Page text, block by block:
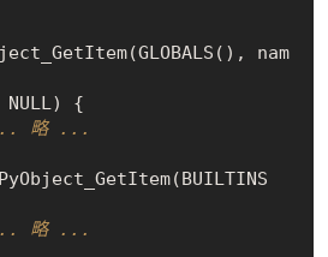
NULL) {
略 ...
略 ...